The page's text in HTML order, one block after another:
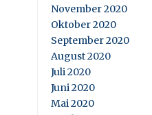
November 2020
Oktober 2020
September 2020
August 2020
Juli 2020
Juni 2020
Mai 2020